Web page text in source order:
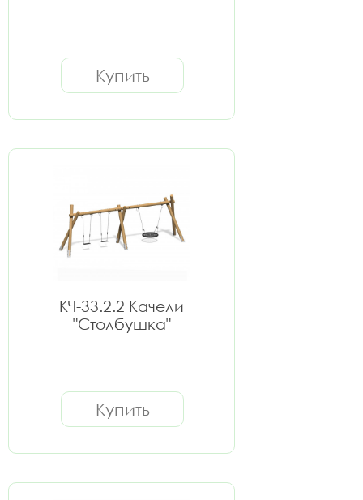
Купить
КЧ-33.2.2 Качели
"Столбушка"
Купить